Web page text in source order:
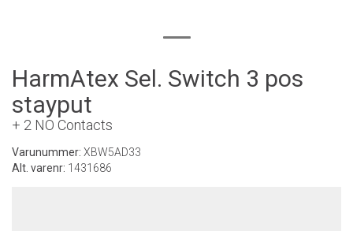
HarmAtex Sel. Switch 3 pos
stayput
+ 2 NO Contacts
Varunummer: XBW5AD33
Alt. varenr: 1431686